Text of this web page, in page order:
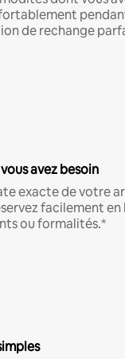
de rechange
avez besoin
exacte de votre
facilement en
ou formalités.*